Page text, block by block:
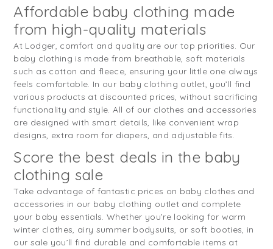
Affordable baby clothing made
from high-quality materials
At Lodger, comfort and quality are our top priorities. Our
baby clothing is made from breathable, soft materials
such as cotton and fleece, ensuring your little one always
feels comfortable. In our baby clothing outlet, you’ll find
various products at discounted prices, without sacrificing
functionality and style. All of our clothes and accessories
are designed with smart details, like convenient wrap
designs, extra room for diapers, and adjustable fits.
Score the best deals in the baby
clothing sale
Take advantage of fantastic prices on baby clothes and
accessories in our baby clothing outlet and complete
your baby essentials. Whether you’re looking for warm
winter clothes, airy summer bodysuits, or soft booties, in
our sale you’ll find durable and comfortable items at